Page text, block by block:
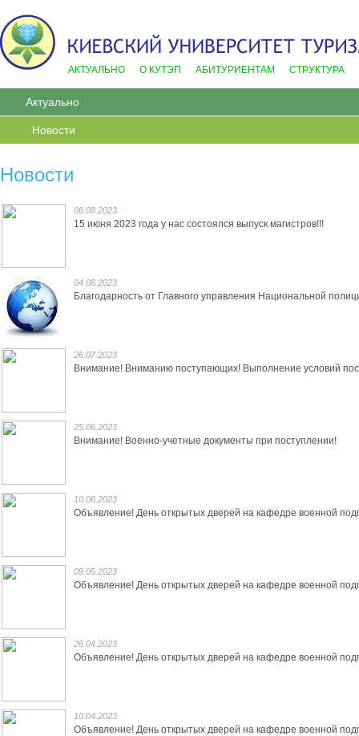
АКТУАЛЬНО О КУТЭП АБИТУРИЕНТАМ СТРУКТУРА
Актуально
Новости
Новости
06.08.2023
15 июня 2023 года у нас состоялся выпуск магистров!!!
04.08.2023
Благодарность от Главного управления Национальной
26.07.2023
Внимание! Вниманию поступающих! Выполнение условий
25.06.2023
Внимание! Военно-учетные документы при поступлении!
10.06.2023
Объявление! День открытых дверей на кафедре военной
09.05.2023
Объявление! День открытых дверей на кафедре военной
26.04.2023
Объявление! День открытых дверей на кафедре военной
10.04.2023
Объявление! День открытых дверей на кафедре военной